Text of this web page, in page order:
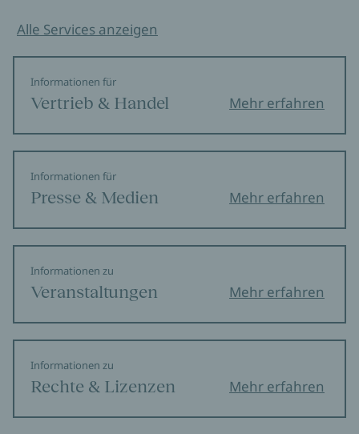
Alle Services anzeigen
Informationen für
Vertrieb & Handel Mehr erfahren
Informationen für
Presse & Medien Mehr erfahren
Informationen zu
Veranstaltungen Mehr erfahren
Informationen zu
Rechte & Lizenzen Mehr erfahren